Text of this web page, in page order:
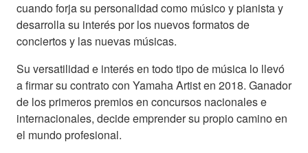
cuando forja su personalidad como músico y pianista y
desarrolla su interés por los nuevos formatos de
conciertos y las nuevas músicas.
Su versatilidad e interés en todo tipo de música lo llevó
a firmar su contrato con Yamaha Artist en 2018. Ganador
de los primeros premios en concursos nacionales e
internacionales, decide emprender su propio camino en
el mundo profesional.